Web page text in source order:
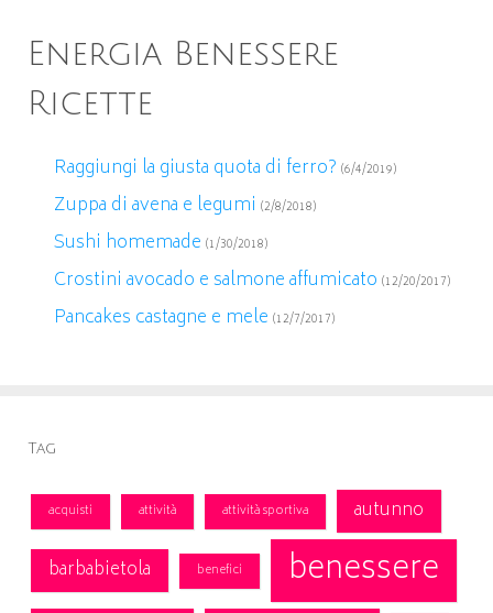
Energia Benessere
Ricette
Raggiungi la giusta quota di ferro? (6/4/2019)
Zuppa di avena e legumi (2/8/2018)
Sushi homemade (1/30/2018)
Crostini avocado e salmone affumicato (12/20/2017)
Pancakes castagne e mele (12/7/2017)
Tag
acquisti attività attività sportiva
autunno
barbabietola
benefici benessere